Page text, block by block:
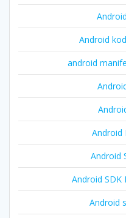
Android
android
Android
Android
Android SDK
Android